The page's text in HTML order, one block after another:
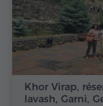
Khor Virap,
lavash, Garni,